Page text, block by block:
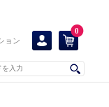
ョン
0